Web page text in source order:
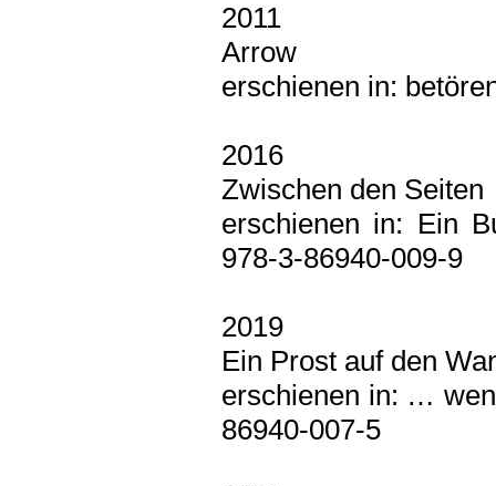
2011
Arrow
erschienen in:
2016
Zwischen den Seiten
erschienen in: Ein
978-3-86940-009-9
2019
Ein Prost auf den
erschienen in: …
86940-007-5